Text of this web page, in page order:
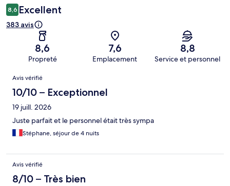
8,6 Excellent
383 avis
8,6
Propreté
7,6
Emplacement
8,8
Service et personnel
Avis
Avis vérifié
10/10 – Exceptionnel
19 juill. 2026
Juste parfait et le personnel était très sympa
Stéphane, séjour de 4 nuits
Avis vérifié
8/10 – Très bien